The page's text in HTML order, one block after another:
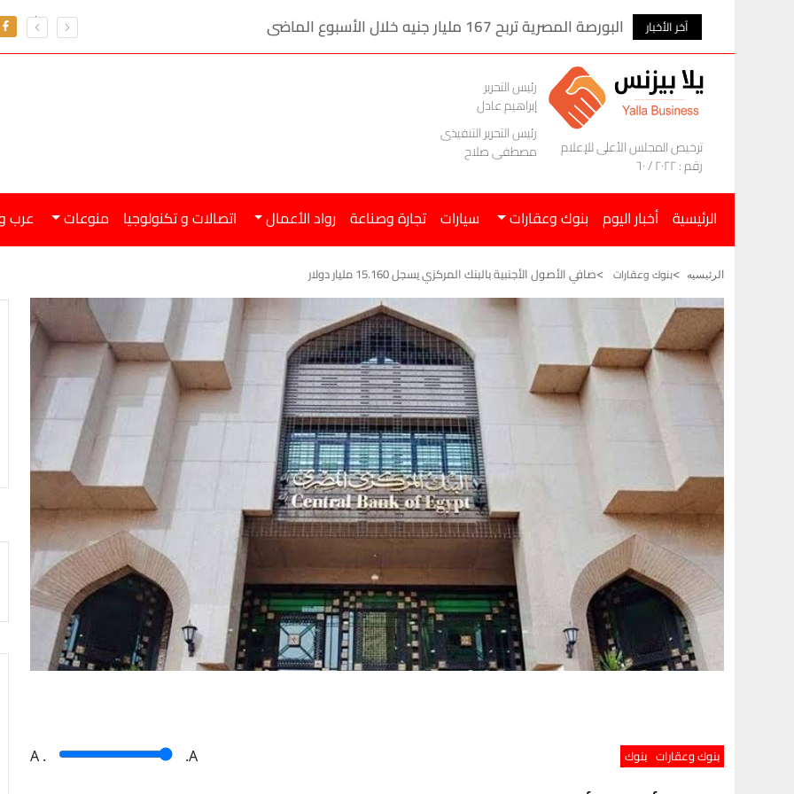
آخر الأخبار البورصة المصرية تربح 167 مليار جنيه خلال الأسبوع الماضى
ترخيص المجلس الأعلى للإعلام
رقم : ٢٠٢٢ / ٦٠
رئيس التحرير
إبراهيم عادل
رئيس التحرير التنفيذى
مصطفى صلاح
الرئيسية أخبار اليوم بنوك وعقارات سيارات تجارة وصناعة رواد الأعمال اتصالات و تكنولوجيا منوعات عرب
الرئيسيه بنوك وعقارات صافي الأصول الأجنبية بالبنك المركزي يسجل 15.160 مليار دولار
بنوك وعقارات بنوك A . .A